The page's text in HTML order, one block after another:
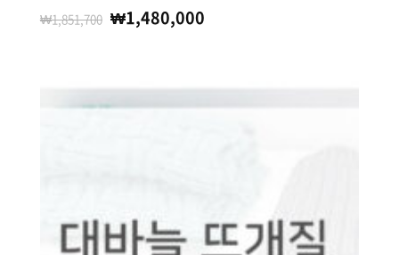
₩1,851,700 ₩1,480,000